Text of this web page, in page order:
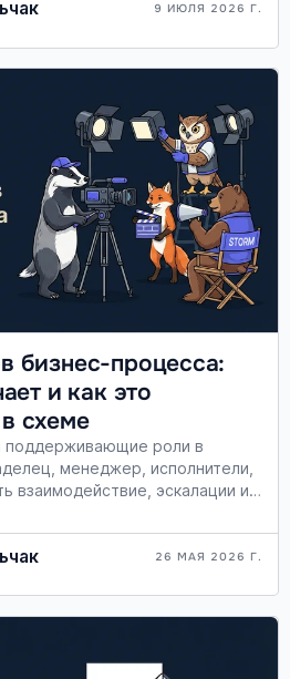
9 ИЮЛЯ 2026 Г.
бизнес-процесса:
и как это
схеме
поддерживающие роли в
менеджер, исполнители,
взаимодействие, эскалации и
диаграмме.
26 МАЯ 2026 Г.